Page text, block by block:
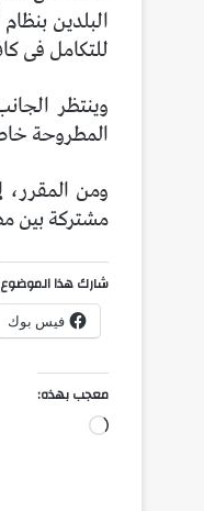
البلدين
للتكامل فى
وينتظر
المطروحة
ومن
مشتركة بين
شارك هذا
فيس بوك
معجب بهذه:
جاري